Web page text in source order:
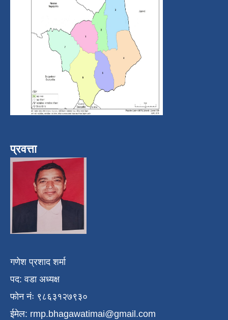
प्रवत्ता
गणेश प्रशाद शर्मा
पद: वडा अध्यक्ष
फोन नंः ९८६३१२७९३०
ईमेल: rmp.bhagawatimai@gmail.com